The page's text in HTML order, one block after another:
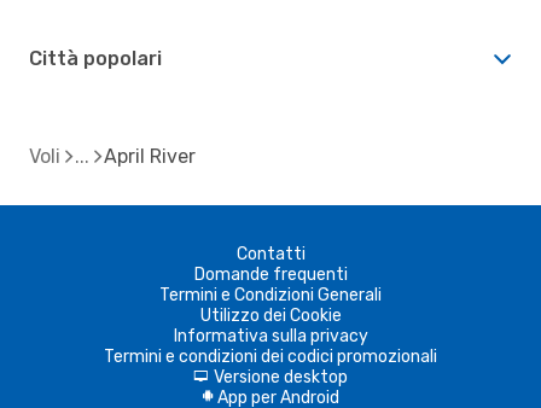
Città popolari
Voli April River
Contatti
Domande frequenti
Termini e Condizioni Generali
Utilizzo dei Cookie
Informativa sulla privacy
Termini e condizioni dei codici promozionali
d Versione desktop
A App per Android